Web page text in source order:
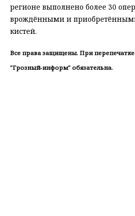
регионе выполнено более 30
врождёнными и
кистей.
Все права защищены. При
"Грозный-информ" обязательна.